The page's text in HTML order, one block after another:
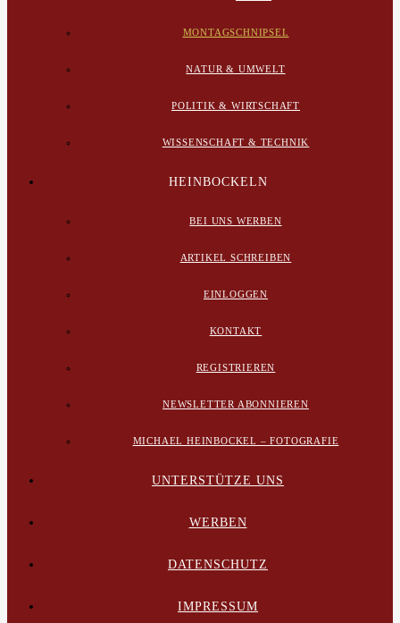
MONTAGSCHNIPSEL
NATUR & UMWELT
POLITIK & WIRTSCHAFT
WISSENSCHAFT & TECHNIK
HEINBOCKELN
BEI UNS WERBEN
ARTIKEL SCHREIBEN
EINLOGGEN
KONTAKT
REGISTRIEREN
NEWSLETTER ABONNIEREN
MICHAEL HEINBOCKEL – FOTOGRAFIE
UNTERSTÜTZE UNS
WERBEN
DATENSCHUTZ
IMPRESSUM